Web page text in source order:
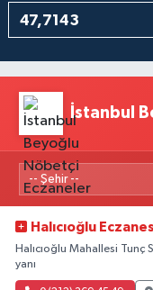
İstanbul
Halıcıoğlu
Halıcıoğlu Mahallesi Tunç
yanı